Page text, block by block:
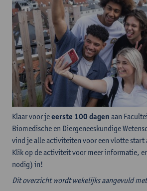
Klaar voor jeeerste 100 dagen aan
Biomedische en Diergeneeskundige
vind je alle activiteiten voor een vlotte start
Klik op de activiteit voor meer informatie,
nodig) in!
Dit overzicht wordt wekelijks aangevuld